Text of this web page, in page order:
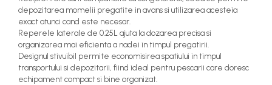
depozitarea momelii pregatite in avans si utilizarea acesteia
exact atunci cand este necesar.
Reperele laterale de 0.25L ajuta la dozarea precisa si
organizarea mai eficienta a nadei in timpul pregatirii.
Designul stivuibil permite economisirea spatiului in timpul
transportului si depozitarii, fiind ideal pentru pescarii care doresc
echipament compact si bine organizat.